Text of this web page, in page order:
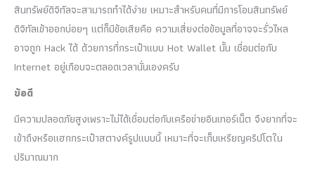
สินทรัพย์ดิจิทัลจะสามารถทำได้ง่าย เหมาะสำหรับคนที่มีการโอนสินทรัพย์
ดิจิทัลเข้าออกบ่อยๆ แต่ก็มีข้อเสียคือ ความเสี่ยงต่อข้อมูลที่อาจจะรั่วไหล
อาจถูก Hack ได้ ด้วยการที่กระเป๋าแบบ Hot Wallet นั้น เชื่อมต่อกับ
Internet อยู่เกือบจะตลอดเวลานั่นเองครับ
ข้อดี
มีความปลอดภัยสูงเพราะไม่ได้เชื่อมต่อกับเครือข่ายอินเทอร์เน็ต จึงยากที่จะ
เข้าถึงหรือแฮกกระเป๋าสตางค์รูปแบบนี้ เหมาะที่จะเก็บเหรียญคริปโตใน
ปริมาณมาก